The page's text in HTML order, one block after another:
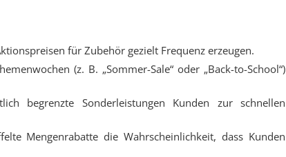
für Zubehör gezielt Frequenz erzeugen.
(z. B. „Sommer-Sale“ oder „Back-to-School“)
begrenzte Sonderleistungen Kunden zur schnellen
Mengenrabatte die Wahrscheinlichkeit, dass Kunden